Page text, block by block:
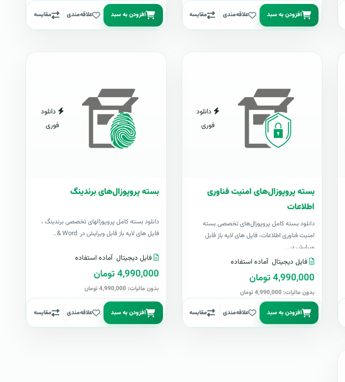
افزودن به سبد علاقه‌مندی مقایسه افزودن به سبد علاقه‌مندی مقایسه
دانلود
فوری
بسته پروپوزال‌های امنیت فناوری
اطلاعات
دانلود بسته کامل پروپوزال‌های تخصصی بسته
امنیت فناوری اطلاعات، فایل های لایه باز قابل
ویرایش در..
فایل دیجیتال آماده استفاده
4,990,000 تومان
بدون مالیات: 4,990,000 تومان
افزودن به سبد علاقه‌مندی مقایسه
دانلود
فوری
بسته پروپوزال‌های برندینگ
دانلود بسته کامل پروپوزالهای تخصصی برندینگ ،
فایل های لایه باز قابل ویرایش در Word &..
فایل دیجیتال آماده استفاده
4,990,000 تومان
بدون مالیات: 4,990,000 تومان
افزودن به سبد علاقه‌مندی مقایسه